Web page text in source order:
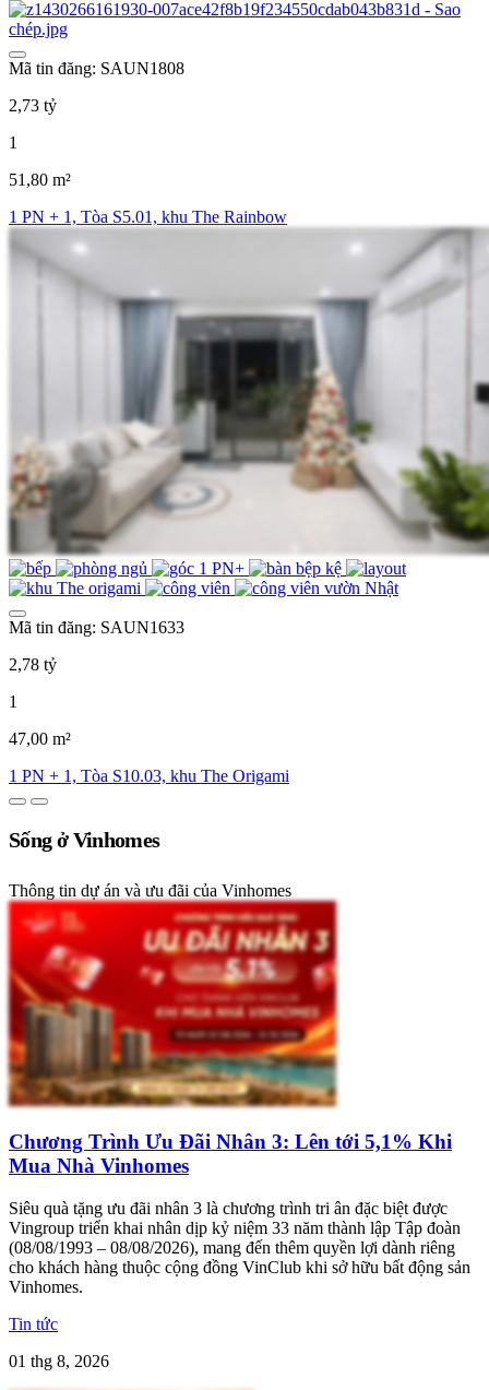
Mã tin đăng: SAUN1808
2,73 tỷ
1
51,80 m²
1 PN + 1, Tòa S5.01, khu The Rainbow
Mã tin đăng: SAUN1633
2,78 tỷ
1
47,00 m²
1 PN + 1, Tòa S10.03, khu The Origami
Sống ở Vinhomes
Thông tin dự án và ưu đãi của Vinhomes
Chương Trình Ưu Đãi Nhân 3: Lên tới 5,1% Khi
Mua Nhà Vinhomes
Siêu quà tặng ưu đãi nhân 3 là chương trình tri ân đặc biệt được
Vingroup triển khai nhân dịp kỷ niệm 33 năm thành lập Tập đoàn
(08/08/1993 – 08/08/2026), mang đến thêm quyền lợi dành riêng
cho khách hàng thuộc cộng đồng VinClub khi sở hữu bất động sản
Vinhomes.
Tin tức
01 thg 8, 2026